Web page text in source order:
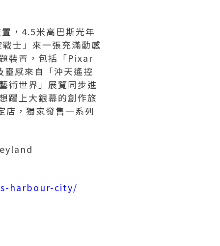
，4.5米高巴斯光年
士」來一張充滿動感
裝置，包括「Pixar
感來自「沖天遙控
術世界」展覽同步進
躍上大銀幕的創作旅
，獨家發售一系列
harbour-city/